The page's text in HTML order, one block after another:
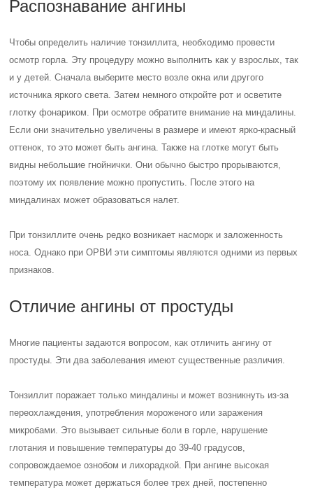
Распознавание ангины
Чтобы определить наличие тонзиллита, необходимо провести
осмотр горла. Эту процедуру можно выполнить как у взрослых, так
и у детей. Сначала выберите место возле окна или другого
источника яркого света. Затем немного откройте рот и осветите
глотку фонариком. При осмотре обратите внимание на миндалины.
Если они значительно увеличены в размере и имеют ярко-красный
оттенок, то это может быть ангина. Также на глотке могут быть
видны небольшие гнойнички. Они обычно быстро прорываются,
поэтому их появление можно пропустить. После этого на
миндалинах может образоваться налет.
При тонзиллите очень редко возникает насморк и заложенность
носа. Однако при ОРВИ эти симптомы являются одними из первых
признаков.
Отличие ангины от простуды
Многие пациенты задаются вопросом, как отличить ангину от
простуды. Эти два заболевания имеют существенные различия.
Тонзиллит поражает только миндалины и может возникнуть из-за
переохлаждения, употребления мороженого или заражения
микробами. Это вызывает сильные боли в горле, нарушение
глотания и повышение температуры до 39-40 градусов,
сопровождаемое ознобом и лихорадкой. При ангине высокая
температура может держаться более трех дней, постепенно